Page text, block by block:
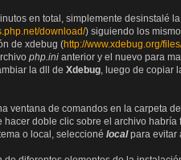
en total, simplemente desinstalé
download/) siguiendo los
de xdebug (http://www.xdebug.org/
php.ini anterior y el nuevo para
la dll de Xdebug , luego de copiar
ventana de comandos en la carpeta
hacer doble clic sobre el archivo habría
o local, seleccioné localpara evitar